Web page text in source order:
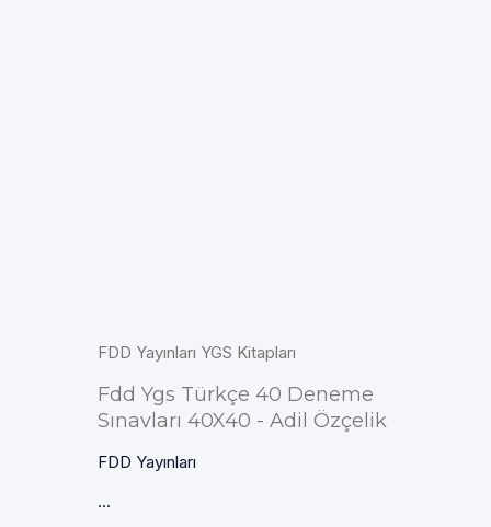
FDD Yayınları YGS Kitapları
Fdd Ygs Türkçe 40 Deneme
Sınavları 40X40 - Adil Özçelik
FDD Yayınları
...